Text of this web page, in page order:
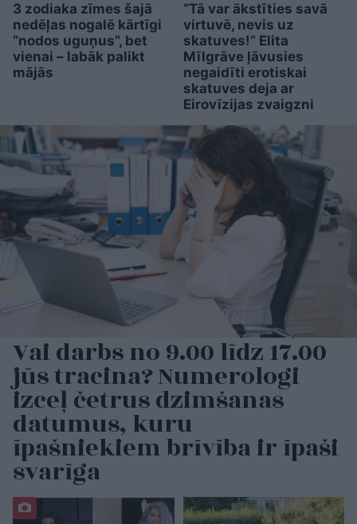
3 zodiaka zīmes šajā
nedēļas nogalē kārtīgi
“nodos uguņus”, bet
vienai – labāk palikt
mājās
“Tā var ākstīties savā
virtuvē, nevis uz
skatuves!” Elita
Mīlgrāve ļāvusies
negaidīti erotiskai
skatuves deja ar
Eirovīzijas zvaigzni
Vai darbs no 9.00 līdz 17.00
jūs tracina? Numerologi
izceļ četrus dzimšanas
datumus, kuru
īpašniekiem brīvība ir īpaši
svarīga